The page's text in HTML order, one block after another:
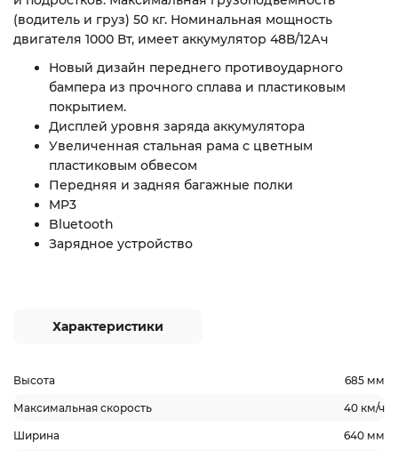
(водитель и груз) 50 кг. Номинальная мощность
двигателя 1000 Вт, имеет аккумулятор 48В/12Ач
Новый дизайн переднего противоударного
бампера из прочного сплава и пластиковым
покрытием.
Дисплей уровня заряда аккумулятора
Увеличенная стальная рама с цветным
пластиковым обвесом
Передняя и задняя багажные полки
MP3
Bluetooth
Зарядное устройство
Характеристики
Высота 685 мм
Максимальная скорость 40 км/ч
Ширина 640 мм